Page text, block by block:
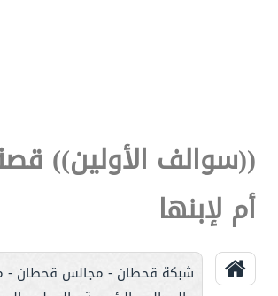
((سوالف الأولين))
أم لإبنها
شبكة قحطان - مجالس قحطان -